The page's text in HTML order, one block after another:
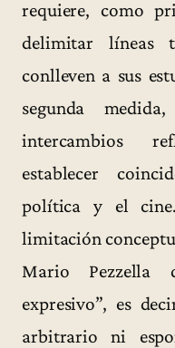
requiere, como
delimitar líneas
conlleven a sus
segunda
intercambios
establecer
política y el
limitación
Mario Pezzella
expresivo”, es
arbitrario ni